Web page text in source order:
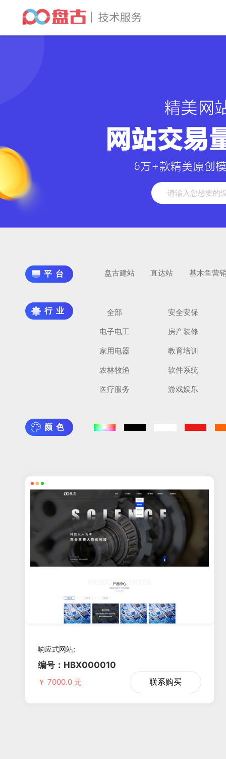
平台 盘古建站 直达站 基木鱼营
行业 全部
安全安保
电子电工
房产装修
家用电器
教育培训
农林牧渔
软件系统
医疗服务
游戏娱乐
颜色
响应式网站;
编号：HBX000010
￥ 7000.0 元 联系购买